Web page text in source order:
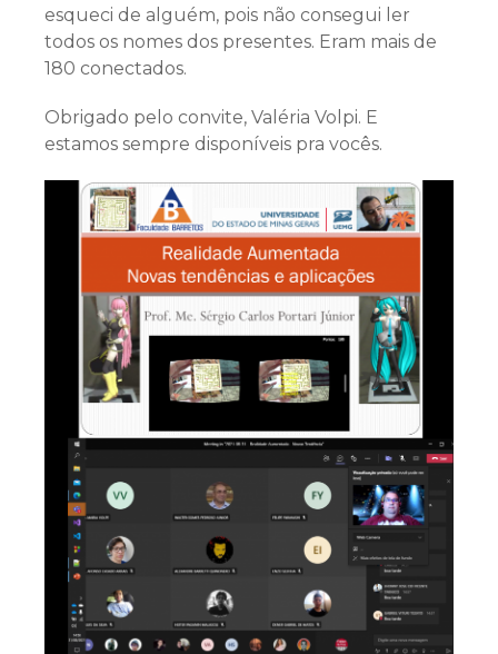
esqueci de alguém, pois não consegui ler
todos os nomes dos presentes. Eram mais de
180 conectados.
Obrigado pelo convite, Valéria Volpi. E
estamos sempre disponíveis pra vocês.